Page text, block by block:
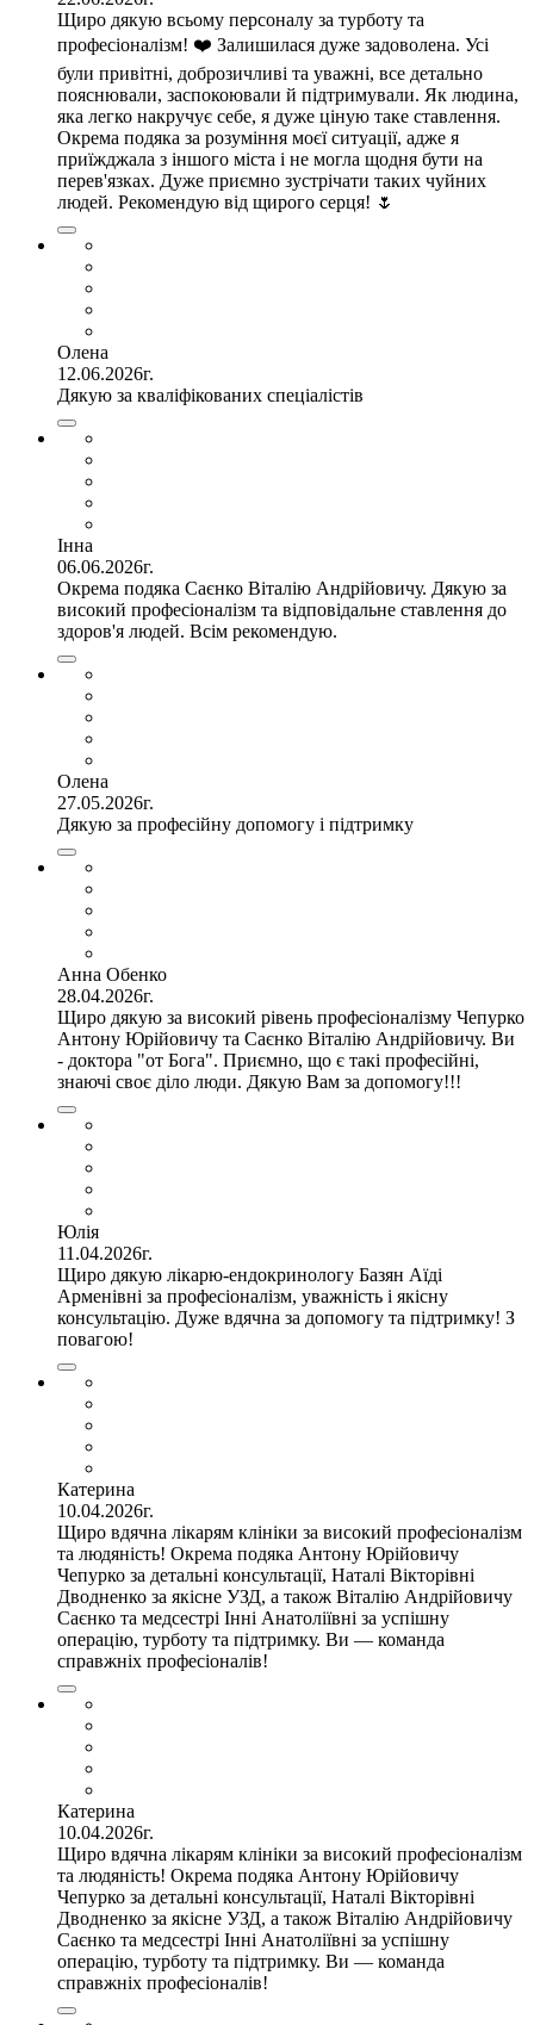
Щиро дякую всьому персоналу за турботу та
професіоналізм! ❤️ Залишилася дуже задоволена. Усі
були привітні, доброзичливі та уважні, все детально
пояснювали, заспокоювали й підтримували. Як людина,
яка легко накручує себе, я дуже ціную таке ставлення.
Окрема подяка за розуміння моєї ситуації, адже я
приїжджала з іншого міста і не могла щодня бути на
перев'язках. Дуже приємно зустрічати таких чуйних
людей. Рекомендую від щирого серця! 🌷
Олена
12.06.2026г.
Дякую за кваліфікованих спеціалістів
Інна
06.06.2026г.
Окрема подяка Саєнко Віталію Андрійовичу. Дякую за
високий професіоналізм та відповідальне ставлення до
здоров'я людей. Всім рекомендую.
Олена
27.05.2026г.
Дякую за професійну допомогу і підтримку
Анна Обенко
28.04.2026г.
Щиро дякую за високий рівень професіоналізму Чепурко
Антону Юрійовичу та Саєнко Віталію Андрійовичу. Ви
- доктора "от Бога". Приємно, що є такі професійні,
знаючі своє діло люди. Дякую Вам за допомогу!!!
Юлія
11.04.2026г.
Щиро дякую лікарю-ендокринологу Базян Аїді
Арменівні за професіоналізм, уважність і якісну
консультацію. Дуже вдячна за допомогу та підтримку! З
повагою!
Катерина
10.04.2026г.
Щиро вдячна лікарям клініки за високий професіоналізм
та людяність! Окрема подяка Антону Юрійовичу
Чепурко за детальні консультації, Наталі Вікторівні
Дводненко за якісне УЗД, а також Віталію Андрійовичу
Саєнко та медсестрі Інні Анатоліївні за успішну
операцію, турботу та підтримку. Ви — команда
справжніх професіоналів!
Катерина
10.04.2026г.
Щиро вдячна лікарям клініки за високий професіоналізм
та людяність! Окрема подяка Антону Юрійовичу
Чепурко за детальні консультації, Наталі Вікторівні
Дводненко за якісне УЗД, а також Віталію Андрійовичу
Саєнко та медсестрі Інні Анатоліївні за успішну
операцію, турботу та підтримку. Ви — команда
справжніх професіоналів!